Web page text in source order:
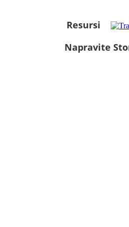
Resursi
Napravite